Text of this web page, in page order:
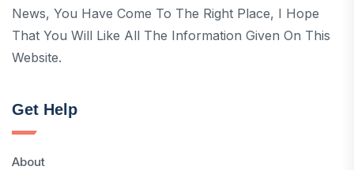
News, You Have Come To The Right Place, I Hope
That You Will Like All The Information Given On This
Website.
Get Help
About